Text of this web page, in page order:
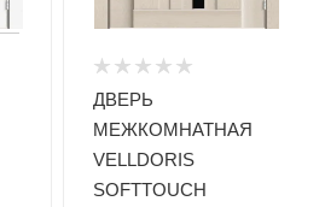
ДВЕРЬ
МЕЖКОМНАТНАЯ
VELLDORIS
SOFTTOUCH